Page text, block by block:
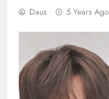
Daus 5 Years Ago